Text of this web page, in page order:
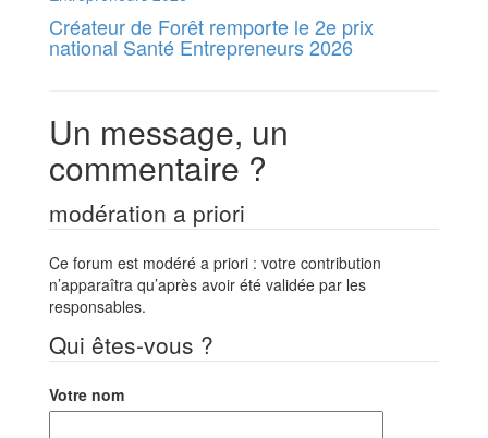
Créateur de Forêt remporte le 2e prix
national Santé Entrepreneurs 2026
Un message, un
commentaire ?
modération a priori
Ce forum est modéré a priori : votre contribution
n’apparaîtra qu’après avoir été validée par les
responsables.
Qui êtes-vous ?
Votre nom